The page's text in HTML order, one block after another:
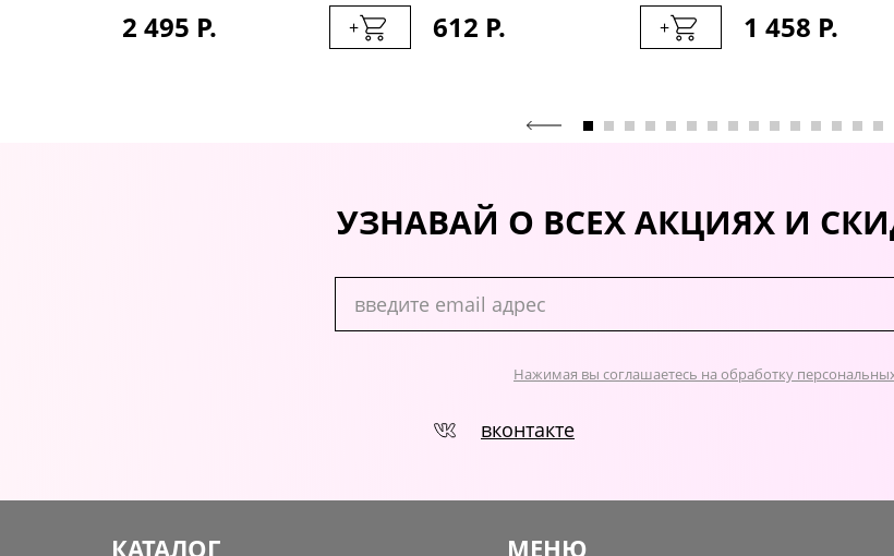
2 495 Р. + 612 Р. + 1 458 Р.
УЗНАВАЙ О ВСЕХ АКЦИЯХ И
Нажимая вы соглашаетесь на обработку
вконтакте
КАТАЛОГ МЕНЮ